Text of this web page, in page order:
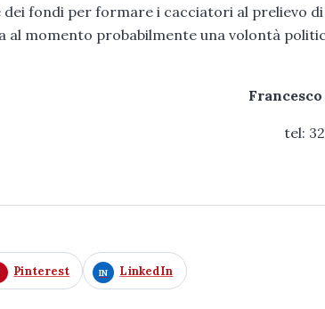
dei fondi per formare i cacciatori al prelievo di
al momento probabilmente una volontà
tel:
Pinterest LinkedIn